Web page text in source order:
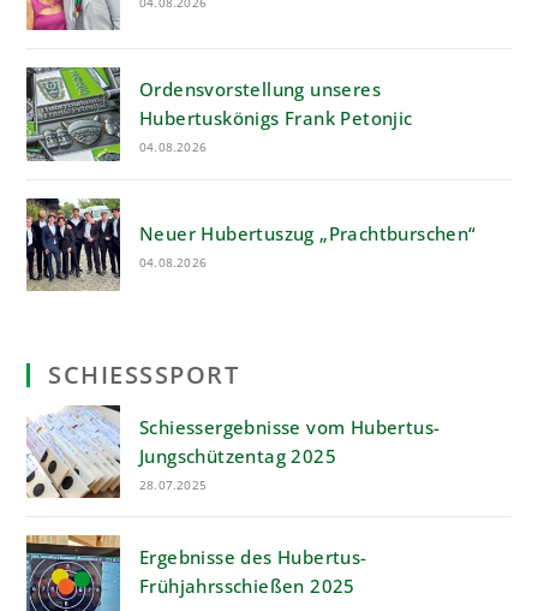
Ordensvorstellung unseres
Hubertuskönigs Frank Petonjic
04.08.2026
Neuer Hubertuszug „Prachtburschen“
04.08.2026
SCHIESSSPORT
Schiessergebnisse vom Hubertus-
Jungschützentag 2025
28.07.2025
Ergebnisse des Hubertus-
Frühjahrsschießen 2025